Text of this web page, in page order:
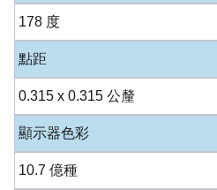
178 度
點距
0.315 x 0.315 公釐
顯示器色彩
10.7 億種